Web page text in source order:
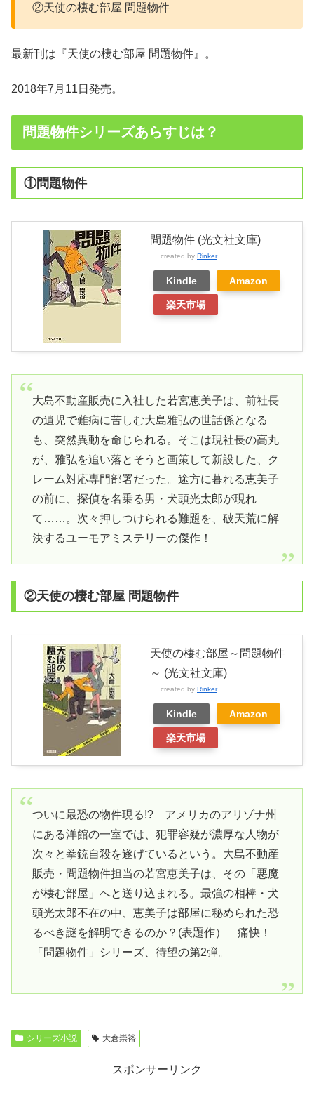
②天使の棲む部屋 問題物件
最新刊は『天使の棲む部屋 問題物件』。
2018年7月11日発売。
問題物件シリーズあらすじは？
①問題物件
問題物件 (光文社文庫)
created by Rinker
Kindle Amazon
楽天市場
大島不動産販売に入社した若宮恵美子は、前社長
の遺児で難病に苦しむ大島雅弘の世話係となる
も、突然異動を命じられる。そこは現社長の高丸
が、雅弘を追い落とそうと画策して新設した、ク
レーム対応専門部署だった。途方に暮れる恵美子
の前に、探偵を名乗る男・犬頭光太郎が現れ
て……。次々押しつけられる難題を、破天荒に解
決するユーモアミステリーの傑作！
②天使の棲む部屋 問題物件
天使の棲む部屋～問題物件
～ (光文社文庫)
created by Rinker
Kindle Amazon
楽天市場
ついに最恐の物件現る!? アメリカのアリゾナ州
にある洋館の一室では、犯罪容疑が濃厚な人物が
次々と拳銃自殺を遂げているという。大島不動産
販売・問題物件担当の若宮恵美子は、その「悪魔
が棲む部屋」へと送り込まれる。最強の相棒・犬
頭光太郎不在の中、恵美子は部屋に秘められた恐
るべき謎を解明できるのか？(表題作） 痛快！
「問題物件」シリーズ、待望の第2弾。
シリーズ小説 大倉崇裕
スポンサーリンク